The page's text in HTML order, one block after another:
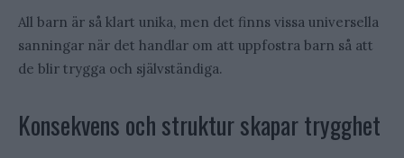
All barn är så klart unika, men det finns vissa universella
sanningar när det handlar om att uppfostra barn så att
de blir trygga och självständiga.
Konsekvens och struktur skapar trygghet